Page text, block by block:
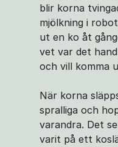
blir korna
mjölkning i
ut en ko åt
vet var det
och vill komma
När korna
spralliga och
varandra. Det
varit på ett